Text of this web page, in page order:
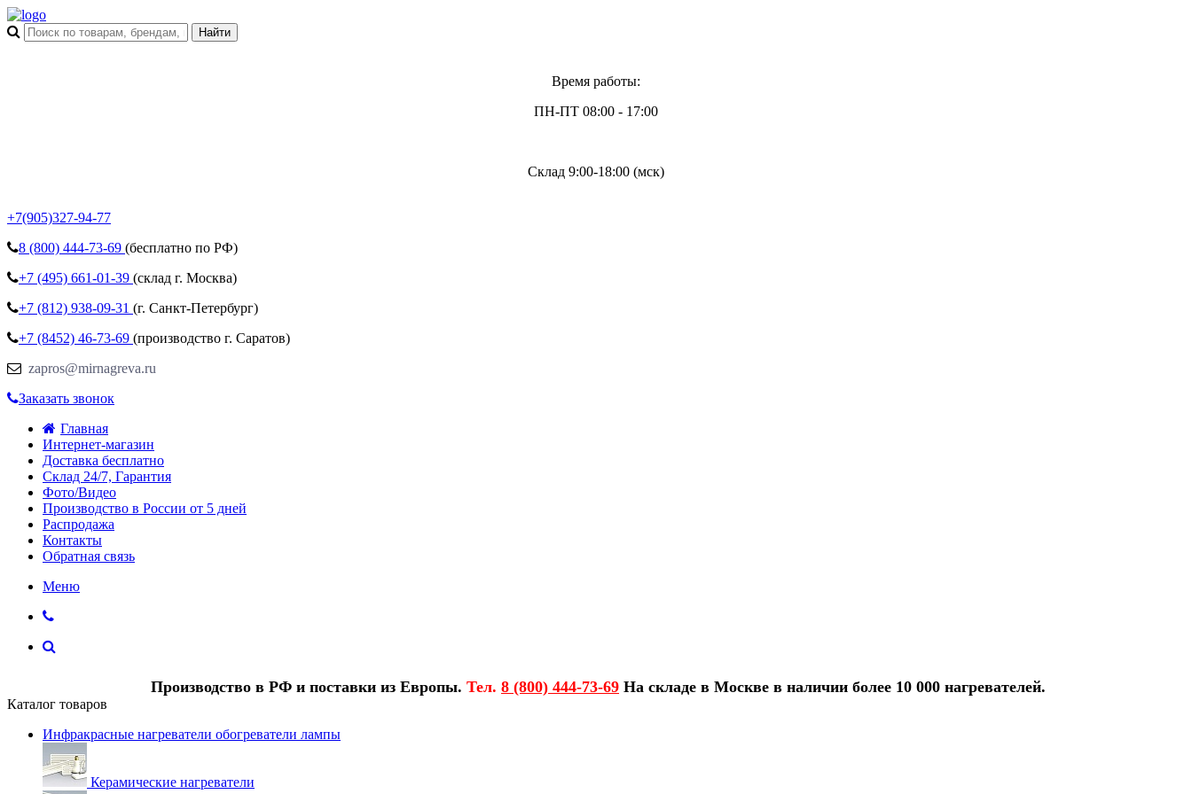
Время работы:
ПН-ПТ 08:00 - 17:00
Склад 9:00-18:00 (мск)
+7(905)327-94-77
8 (800) 444-73-69 (бесплатно по РФ)
+7 (495) 661-01-39 (склад г. Москва)
+7 (812) 938-09-31 (г. Санкт-Петербург)
+7 (8452) 46-73-69 (производство г. Саратов)
zapros@mirnagreva.ru
Заказать звонок
Главная
Интернет-магазин
Доставка бесплатно
Склад 24/7, Гарантия
Фото/Видео
Производство в России от 5 дней
Распродажа
Контакты
Обратная связь
Меню
Производство в РФ и поставки из Европы. Тел. 8 (800) 444-73-69 На складе в Москве в наличии более 10 000 нагревателей.
Каталог товаров
Инфракрасные нагреватели обогреватели лампы
Керамические нагреватели